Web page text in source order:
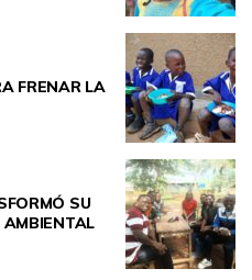
FRENAR LA
SU
AMBIENTAL